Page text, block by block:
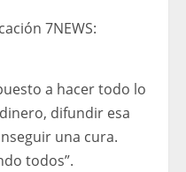
7NEWS:
a hacer todo lo
difundir esa
una cura.
todos”.